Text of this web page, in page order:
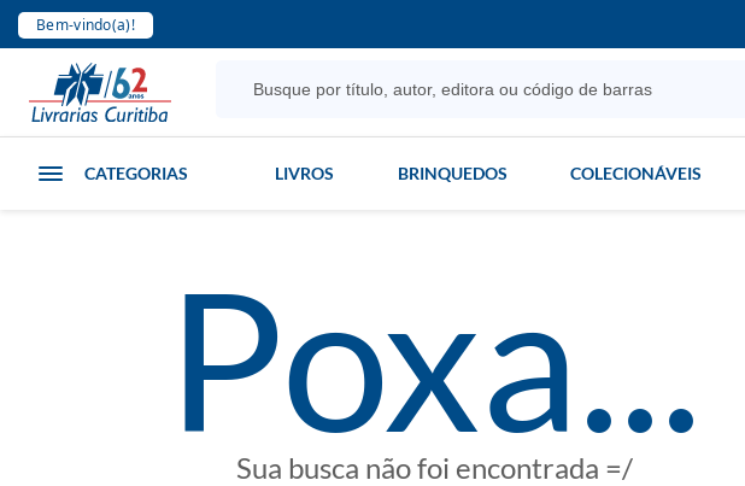
Bem-vindo(a)!
CATEGORIAS LIVROS BRINQUEDOS COLECIONÁVEIS
poxa...
Sua busca não foi encontrada =/